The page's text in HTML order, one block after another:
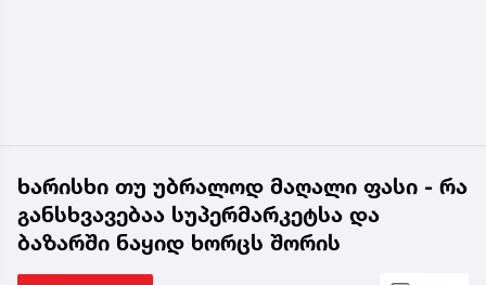
ხარისხი თუ უბრალოდ მაღალი ფასი - რა
განსხვავებაა სუპერმარკეტსა და
ბაზარში ნაყიდ ხორცს შორის